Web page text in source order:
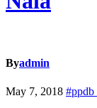
Byadmin
May 7, 2018